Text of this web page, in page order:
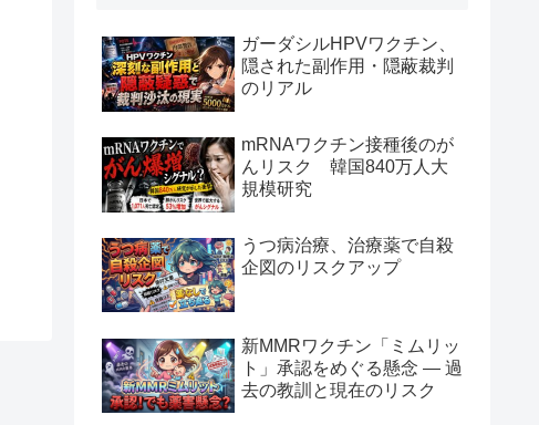
ガーダシルHPVワクチン、
隠された副作用・隠蔽裁判
のリアル
mRNAワクチン接種後のが
んリスク 韓国840万人大
規模研究
うつ病治療、治療薬で自殺
企図のリスクアップ
新MMRワクチン「ミムリッ
ト」承認をめぐる懸念 — 過
去の教訓と現在のリスク